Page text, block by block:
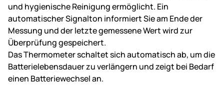
und hygienische Reinigung ermöglicht. Ein
automatischer Signalton informiert Sie am Ende der
Messung und der letzte gemessene Wert wird zur
Überprüfung gespeichert.
Das Thermometer schaltet sich automatisch ab, um die
Batterielebensdauer zu verlängern und zeigt bei Bedarf
einen Batteriewechsel an.